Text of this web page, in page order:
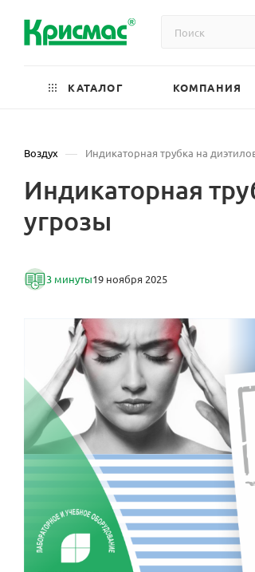
КАТАЛОГ КОМПАНИЯ
Воздух — Индикаторная трубка на
Индикаторная
угрозы
3 минуты19 ноября 2025